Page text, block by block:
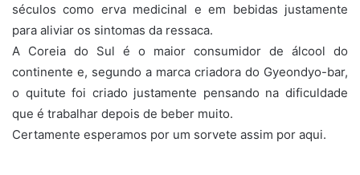
séculos como erva medicinal e em bebidas justamente
para aliviar os sintomas da ressaca.
A Coreia do Sul é o maior consumidor de álcool do
continente e, segundo a marca criadora do Gyeondyo-bar,
o quitute foi criado justamente pensando na dificuldade
que é trabalhar depois de beber muito.
Certamente esperamos por um sorvete assim por aqui.